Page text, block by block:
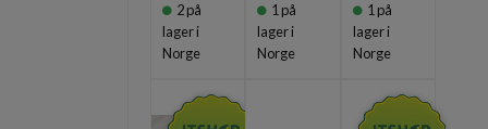
2på
lager i
Norge
1 på
lager i
Norge
1 på
lager i
Norge